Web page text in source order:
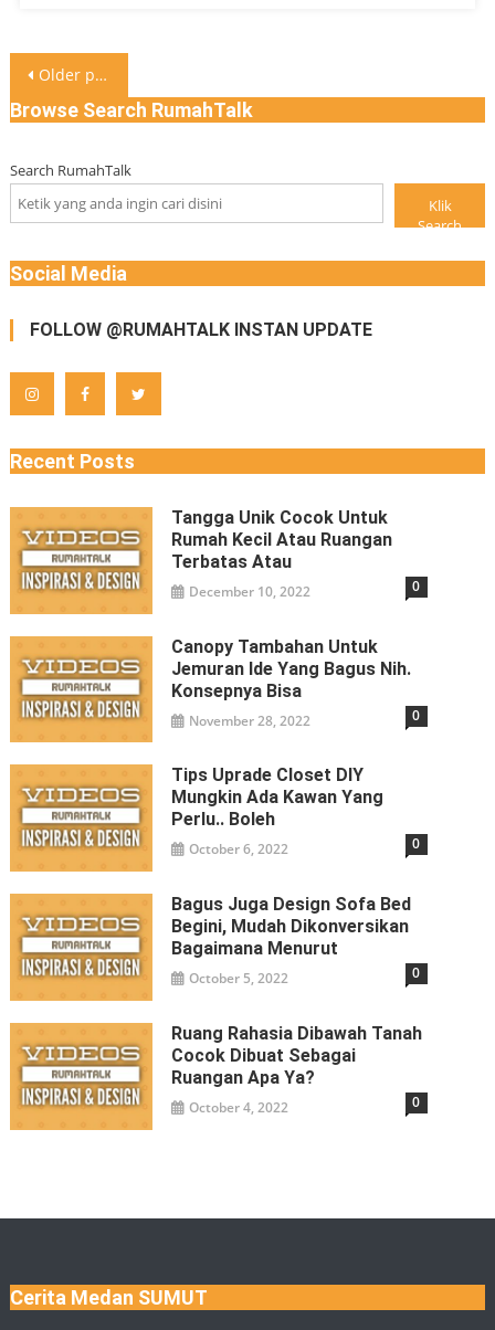
Posts
navigation
Older posts
Browse Search RumahTalk
Search RumahTalk
Klik
Search
Social Media
FOLLOW @RUMAHTALK INSTAN UPDATE
Recent Posts
Tangga Unik Cocok Untuk
Rumah Kecil Atau Ruangan
Terbatas Atau
December 10, 2022 0
Canopy Tambahan Untuk
Jemuran Ide Yang Bagus Nih.
Konsepnya Bisa
November 28, 2022 0
Tips Uprade Closet DIY
Mungkin Ada Kawan Yang
Perlu.. Boleh
October 6, 2022 0
Bagus Juga Design Sofa Bed
Begini, Mudah Dikonversikan
Bagaimana Menurut
October 5, 2022 0
Ruang Rahasia Dibawah Tanah
Cocok Dibuat Sebagai
Ruangan Apa Ya?
October 4, 2022 0
Cerita Medan SUMUT